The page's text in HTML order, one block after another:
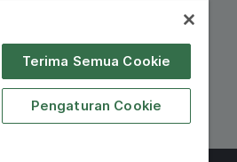
Terima Semua Cookie
Pengaturan Cookie